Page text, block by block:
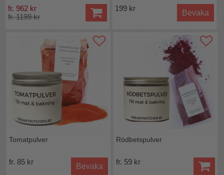
fr. 962 kr
fr. 1199 kr
199 kr
Bevaka
Tomatpulver
fr. 85 kr
Bevaka
Rödbetspulver
fr. 59 kr